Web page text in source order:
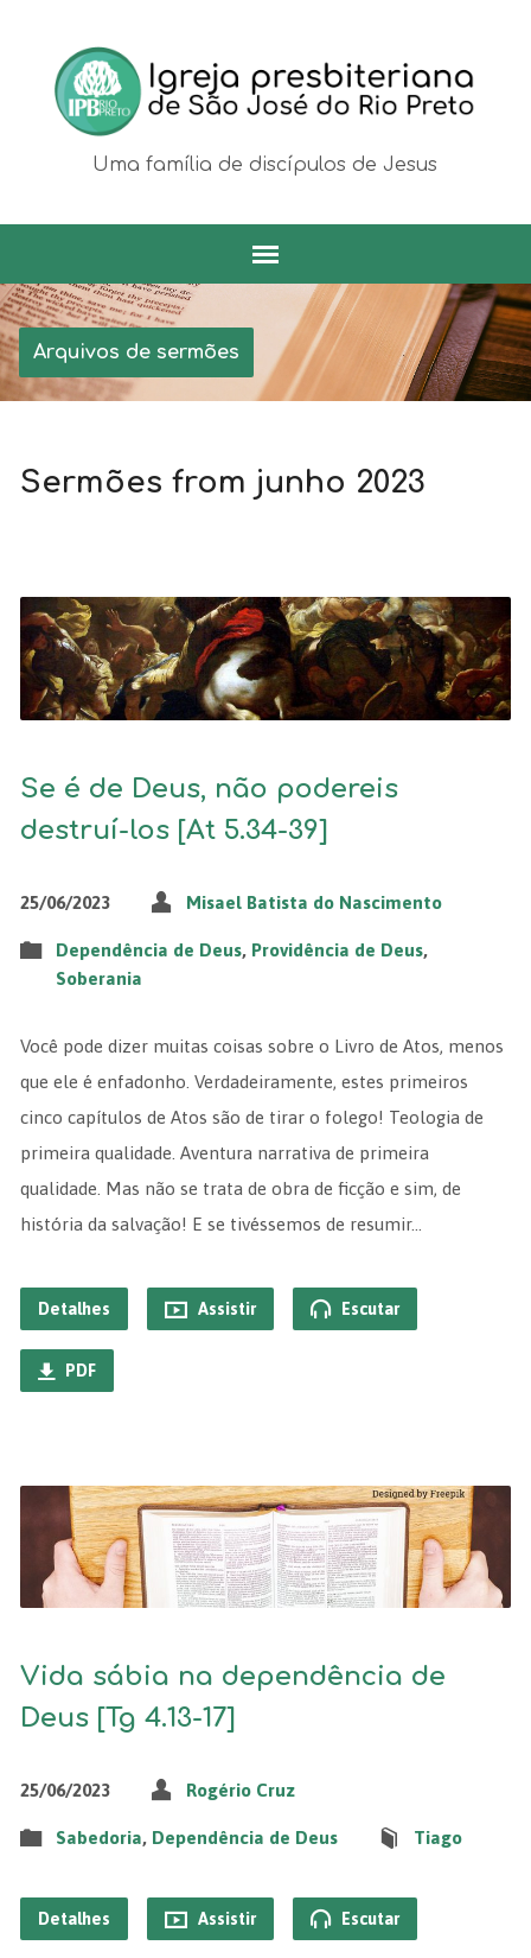
Uma família de discípulos de Jesus
Arquivos de sermões
Sermões from junho 2023
Se é de Deus, não podereis
destruí-los [At 5.34-39]
25/06/2023 Misael Batista do Nascimento
Dependência de Deus, Providência de Deus,
Soberania
Você pode dizer muitas coisas sobre o Livro de Atos, menos
que ele é enfadonho. Verdadeiramente, estes primeiros
cinco capítulos de Atos são de tirar o folego! Teologia de
primeira qualidade. Aventura narrativa de primeira
qualidade. Mas não se trata de obra de ficção e sim, de
história da salvação! E se tivéssemos de resumir…
Detalhes Assistir Escutar
PDF
Vida sábia na dependência de
Deus [Tg 4.13-17]
25/06/2023 Rogério Cruz
Sabedoria, Dependência de Deus Tiago
Detalhes Assistir Escutar